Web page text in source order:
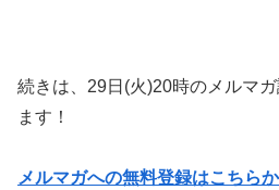
続きは、29日(火)20時のメルマ
ます！
メルマガへの無料登録はこちら